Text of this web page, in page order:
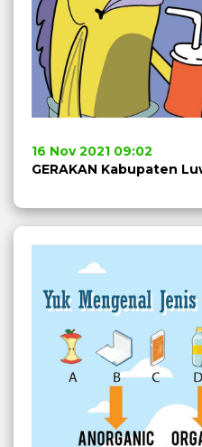
16 Nov 2021 09:02